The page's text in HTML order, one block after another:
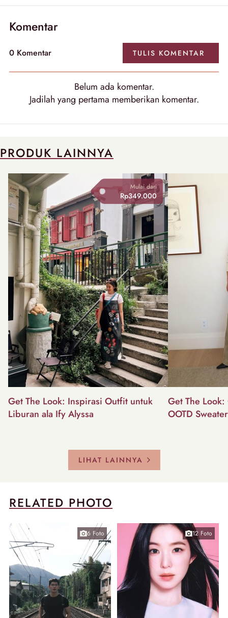
Komentar
0 Komentar TULIS KOMENTAR
Belum ada komentar.
Jadilah yang pertama memberikan komentar.
PRODUK LAINNYA
Mulai dari
Rp349.000
Get The Look: Inspirasi Outfit untuk
Liburan ala Ify Alyssa
Get The
OOTD
LIHAT LAINNYA
RELATED PHOTO
6 Foto 12 Foto